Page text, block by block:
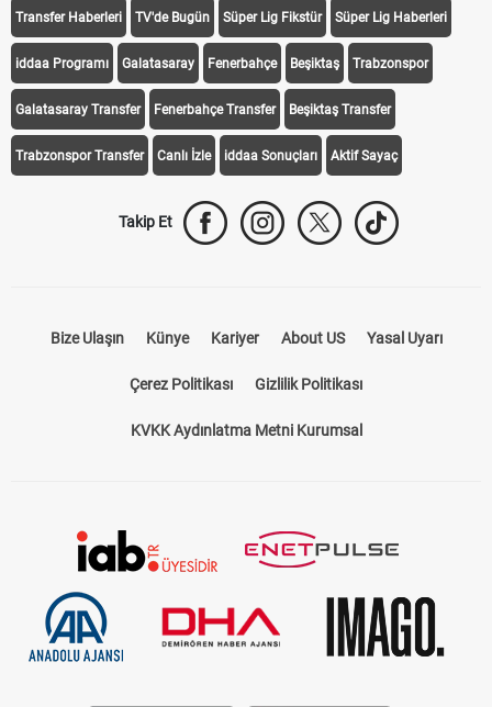
Transfer Haberleri TV'de Bugün Süper Lig Fikstür Süper Lig Haberleri
iddaa Programı Galatasaray Fenerbahçe Beşiktaş Trabzonspor
Galatasaray Transfer Fenerbahçe Transfer Beşiktaş Transfer
Trabzonspor Transfer Canlı İzle iddaa Sonuçları Aktif Sayaç
Takip Et
Bize Ulaşın Künye Kariyer About US Yasal Uyarı
Çerez Politikası Gizlilik Politikası
KVKK Aydınlatma Metni Kurumsal